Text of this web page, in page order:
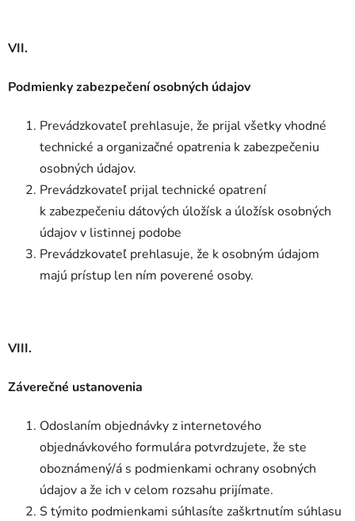
VII.
Podmienky zabezpečení osobných údajov
Prevádzkovateľ prehlasuje, že prijal všetky vhodné
technické a organizačné opatrenia k zabezpečeniu
osobných údajov.
Prevádzkovateľ prijal technické opatrení
k zabezpečeniu dátových úložísk a úložísk osobných
údajov v listinnej podobe
Prevádzkovateľ prehlasuje, že k osobným údajom
majú prístup len ním poverené osoby.
VIII.
Záverečné ustanovenia
Odoslaním objednávky z internetového
objednávkového formulára potvrdzujete, že ste
oboznámený/á s podmienkami ochrany osobných
údajov a že ich v celom rozsahu prijímate.
S týmito podmienkami súhlasíte zaškrtnutím súhlasu